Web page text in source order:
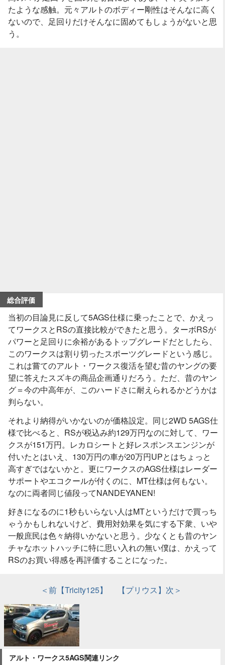
たような感触。元々アルトのボディー剛性はそんなに高く
ないので、足回りだけそんなに固めてもしょうがないと思
う。
総合評価
当初の目論見に反して5AGS仕様に乗ったことで、かえっ
てワークスとRSの直接比較ができたと思う。ターボRSが
パワーと足回りに余裕があるトップグレードだとしたら、
このワークスは割り切ったスポーツグレードという感じ。
これは嘗てのアルト・ワークス復活を望む昔のヤングの要
望に答えたスズキの商品企画通りだろう。ただ、昔のヤン
グ＝今の中高年が、このハードさに耐えられるかどうかは
判らない。
それより納得がいかないのが価格設定。同じ2WD 5AGS仕
様で比べると、RSが税込み約129万円なのに対して、ワー
クスが151万円。レカロシートと好レスポンスエンジンが
付いたとはいえ、130万円の車が20万円UPとはちょっと
高すぎではないかと。更にワークスのAGS仕様はレーダー
サポートやエコクールが付くのに、MT仕様は何もない。
なのに両者同じ値段ってNANDEYANEN!
好きになるのに1秒もいらない人はMTというだけで買っち
ゃうかもしれないけど、費用対効果を気にする下衆、いや
一般庶民は色々納得いかないと思う。少なくとも昔のヤン
チャなホットハッチに特に思い入れの無い僕は、かえって
RSのお買い得感を再評価することになった。
＜前【Tricity125】 【プリウス】次＞
アルト・ワークス5AGS関連リンク